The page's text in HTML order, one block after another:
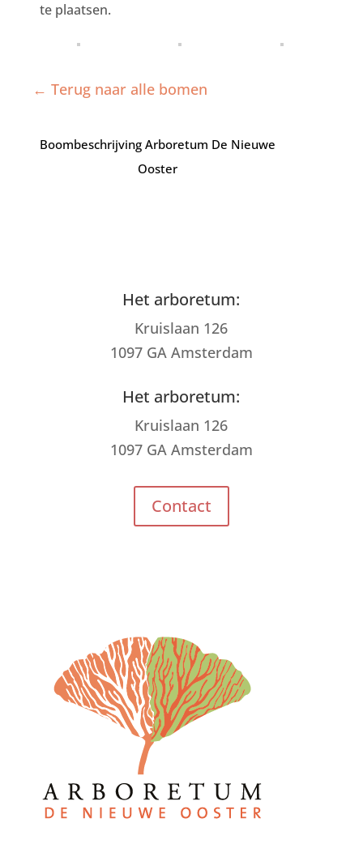
te plaatsen.
← Terug naar alle bomen
Boombeschrijving Arboretum De Nieuwe
Ooster
Het arboretum:
Kruislaan 126
1097 GA Amsterdam
Het arboretum:
Kruislaan 126
1097 GA Amsterdam
Contact